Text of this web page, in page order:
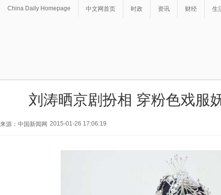
China Daily Homepage 中文网首页 时政 资讯 财经 生
刘涛晒京剧扮相 穿粉色戏服
来源：中国新闻网 2015-01-26 17:06:19